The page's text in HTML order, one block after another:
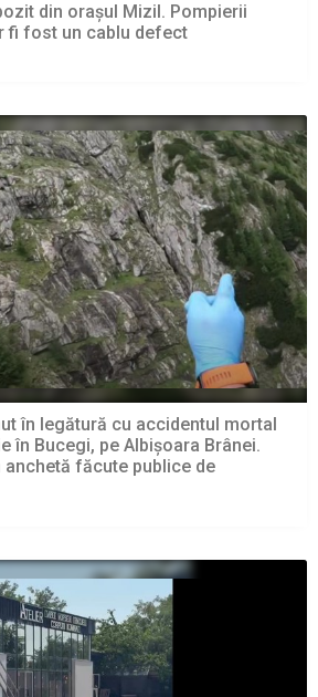
din orașul Mizil. Pompierii
fi fost un cablu defect
în legătură cu accidentul mortal
în Bucegi, pe Albișoara Brânei.
anchetă făcute publice de